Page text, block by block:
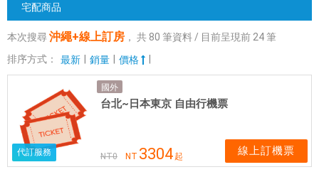
實
體
市
票
宅配商品
本次搜尋 沖繩+線上訂房 ， 共 80 筆資料 / 目前呈現前 24 筆
排序方式：
最新 銷量 價格
代訂服務
國外
台北~日本東京 自由行機票
NT0 NT 3304 起 線上訂機票